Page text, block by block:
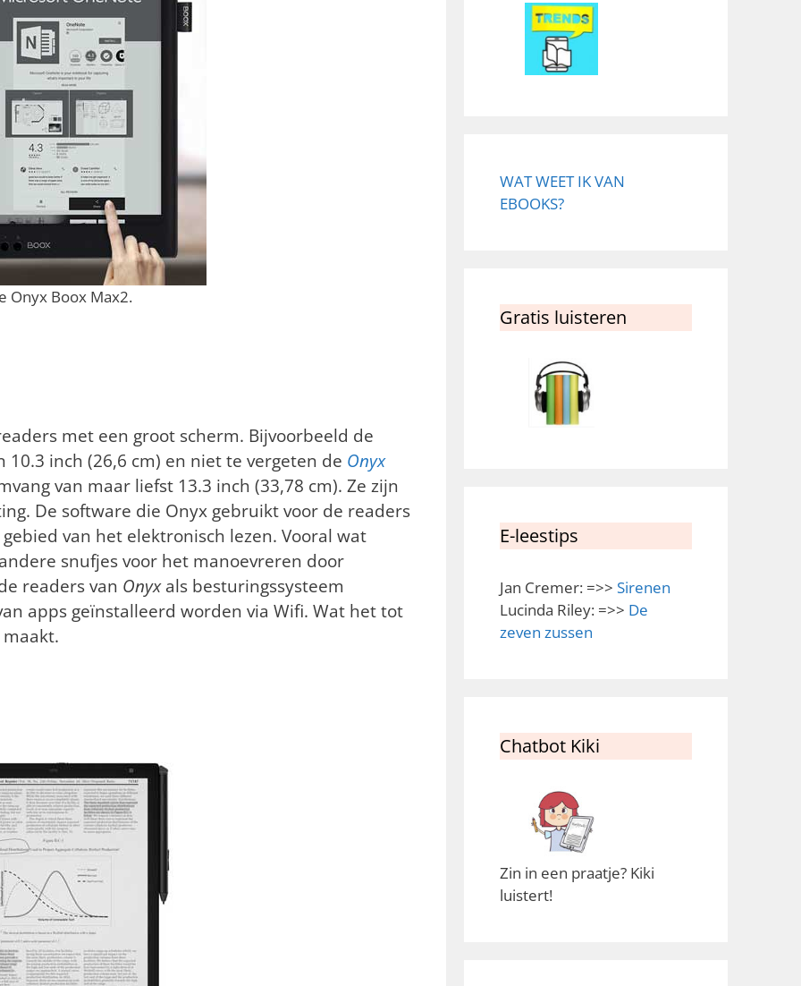
Onyx Boox Max2.
met een groot scherm. Bijvoorbeeld de
inch (26,6 cm) en niet te vergeten de Onyx
van maar liefst 13.3 inch (33,78 cm). Ze zijn
De software die Onyx gebruikt voor de readers
van het elektronisch lezen. Vooral wat
snufjes voor het manoevreren door
readers van Onyxals besturingssysteem
apps geïnstalleerd worden via Wifi. Wat het tot
maakt.
WAT WEET IK VAN
EBOOKS?
Gratis luisteren
E-leestips
Jan Cremer: =>> Sirenen
Lucinda Riley: =>> De
zeven zussen
Chatbot Kiki
Zin in een praatje? Kiki
luistert!